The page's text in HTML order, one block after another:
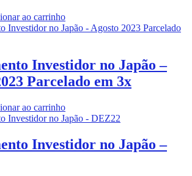
ao carrinho
Investidor no Japão –
Parcelado em 3x
ao carrinho
Investidor no Japão –